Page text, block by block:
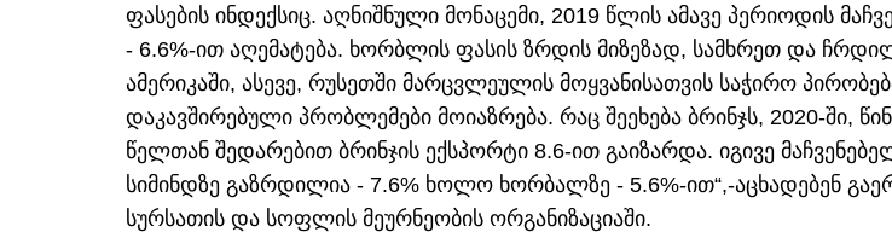
ფასების ინდექსიც. აღნიშნული მონაცემი, 2019 წლის ამავე პერიოდის
- 6.6%-ით აღემატება. ხორბლის ფასის ზრდის მიზეზად, სამხრეთ და
ამერიკაში, ასევე, რუსეთში მარცვლეულის მოყვანისათვის საჭირო
დაკავშირებული პრობლემები მოიაზრება. რაც შეეხება ბრინჯს, 2020-ში,
წელთან შედარებით ბრინჯის ექსპორტი 8.6-ით გაიზარდა. იგივე
სიმინდზე გაზრდილია - 7.6% ხოლო ხორბალზე - 5.6%-ით“,-აცხადებენ
სურსათის და სოფლის მეურნეობის ორგანიზაციაში.